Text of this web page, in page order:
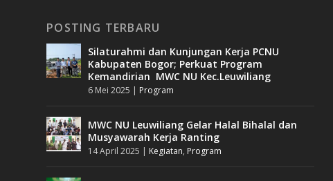
POSTING TERBARU
Silaturahmi dan Kunjungan Kerja PCNU
Kabupaten Bogor; Perkuat Program
Kemandirian MWC NU Kec.Leuwiliang
6 Mei 2025 | Program
MWC NU Leuwiliang Gelar Halal Bihalal dan
Musyawarah Kerja Ranting
14 April 2025 | Kegiatan, Program